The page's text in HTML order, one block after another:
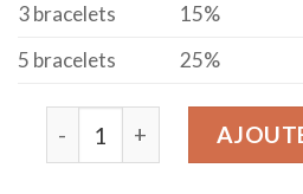
3 bracelets
15%
5 bracelets
25%
quantité de Bracelet Pierre